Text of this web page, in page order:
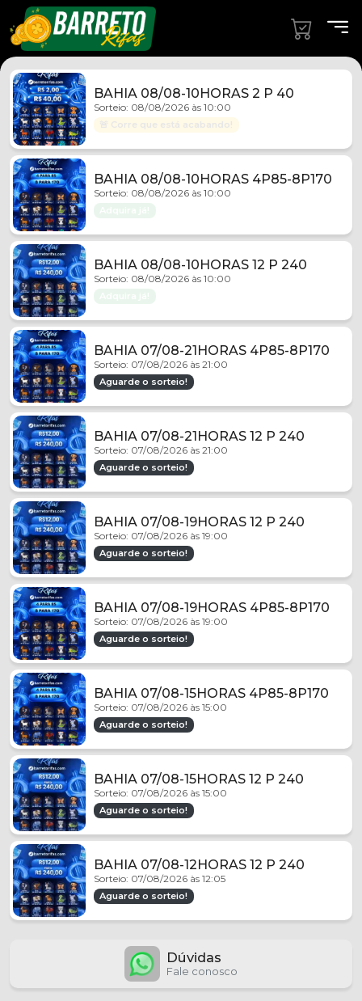
BAHIA 08/08-10HORAS 2 P 40
Sorteio: 08/08/2026 às 10:00
🚨 Corre que está acabando!
BAHIA 08/08-10HORAS 4P85-8P170
Sorteio: 08/08/2026 às 10:00
BAHIA 08/08-10HORAS 12 P 240
Sorteio: 08/08/2026 às 10:00
BAHIA 07/08-21HORAS 4P85-8P170
Sorteio: 07/08/2026 às 21:00
Aguarde o sorteio!
BAHIA 07/08-21HORAS 12 P 240
Sorteio: 07/08/2026 às 21:00
Aguarde o sorteio!
BAHIA 07/08-19HORAS 12 P 240
Sorteio: 07/08/2026 às 19:00
Aguarde o sorteio!
BAHIA 07/08-19HORAS 4P85-8P170
Sorteio: 07/08/2026 às 19:00
Aguarde o sorteio!
BAHIA 07/08-15HORAS 4P85-8P170
Sorteio: 07/08/2026 às 15:00
Aguarde o sorteio!
BAHIA 07/08-15HORAS 12 P 240
Sorteio: 07/08/2026 às 15:00
Aguarde o sorteio!
BAHIA 07/08-12HORAS 12 P 240
Sorteio: 07/08/2026 às 12:05
Aguarde o sorteio!
Dúvidas
Fale conosco